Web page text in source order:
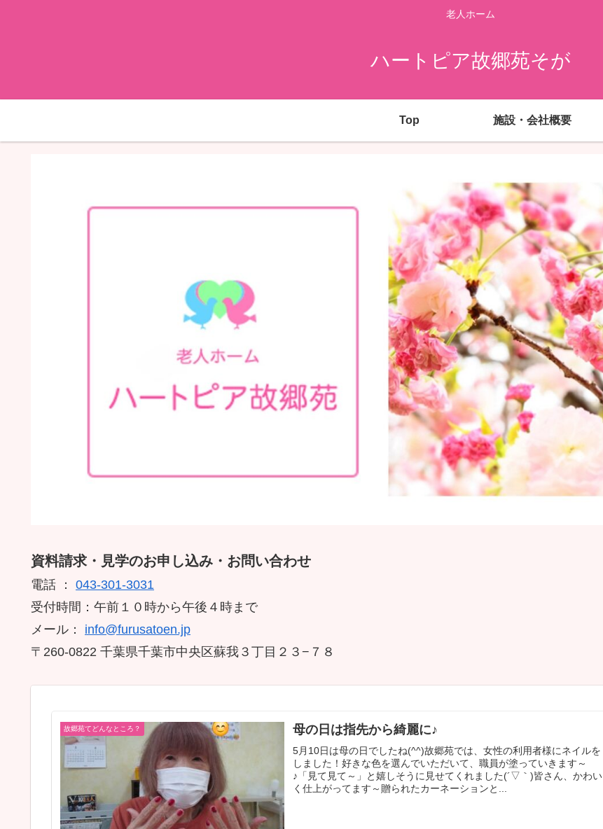
老人ホーム
ハートピア故郷苑そが
Top 施設・会社概要
資料請求・見学のお申し込み・お問い合わせ
電話 ： 043-301-3031
受付時間：午前１０時から午後４時まで
メール： info@furusatoen.jp
〒260-0822 千葉県千葉市中央区蘇我３丁目２３−７８
故郷苑てどんなところ？ 母の日は指先から綺麗に♪
5月10日は母の日でしたね(^^)故郷苑では、女性の利用者様にネイルを
しました！好きな色を選んでいただいて、職員が塗っていきます～
♪「見て見て～」と嬉しそうに見せてくれました(´▽｀)皆さん、かわい
く仕上がってます～贈られたカーネーションと...